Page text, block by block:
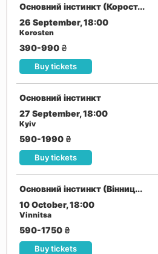
Основний інстинкт (Корост...
26 September, 18:00
Korosten
390-990 ₴
Buy tickets
Основний інстинкт
27 September, 18:00
Kyiv
590-1990 ₴
Buy tickets
Основний інстинкт (Вінниц...
10 October, 18:00
Vinnitsa
590-1750 ₴
Buy tickets